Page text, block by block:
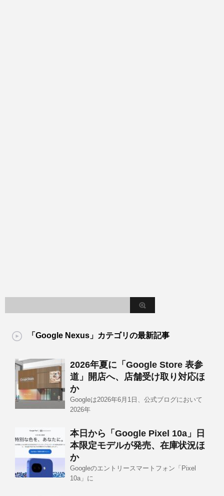
「Google Nexus」カテゴリの最新記事
2026年夏に「Google Store 表参
道」開店へ、店舗受け取り対応ほ
か
Googleは2026年6月1日、公式ブログにおいて
2026年
本日から「Google Pixel 10a」日
本限定モデルが発売、在庫状況ほ
か
Googleのエントリースマートフォン「Pixel
10a」に